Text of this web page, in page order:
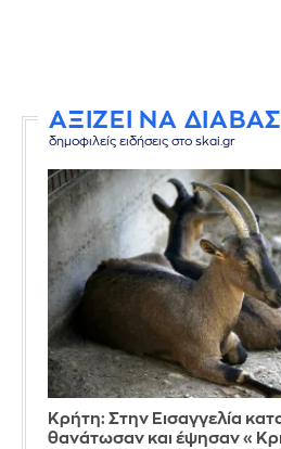
ΑΞΙΖΕΙ ΝΑ
δημοφιλείς ειδήσεις στο skai.gr
Κρήτη: Στην Εισαγγελία
θανάτωσαν και έψησαν